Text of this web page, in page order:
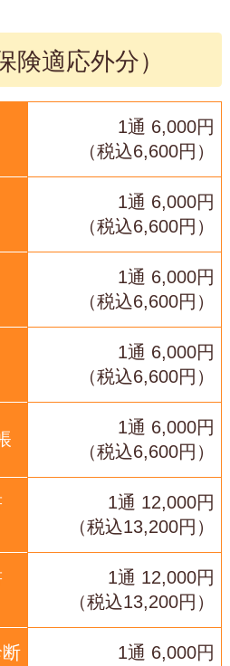
険適応外分）
1通 6,000円
（税込6,600円）
1通 6,000円
（税込6,600円）
1通 6,000円
（税込6,600円）
1通 6,000円
（税込6,600円）
1通 6,000円
（税込6,600円）
1通 12,000円
（税込13,200円）
1通 12,000円
（税込13,200円）
1通 6,000円